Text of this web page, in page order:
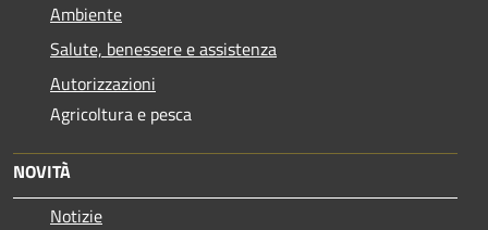
Ambiente
Salute, benessere e assistenza
Autorizzazioni
Agricoltura e pesca
NOVITÀ
Notizie